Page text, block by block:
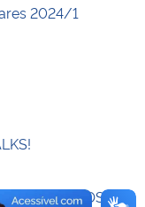
2024/1
2 – ALUNOS DE